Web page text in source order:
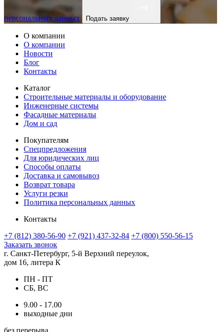
персональных данных Подать заявку
О компании
О компании
Новости
Блог
Контакты
Каталог
Строительные материалы и оборудование
Инженерные системы
Фасадные материалы
Дом и сад
Покупателям
Спецпредложения
Для юридических лиц
Способы оплаты
Доставка и самовывоз
Возврат товара
Услуги резки
Политика персональных данных
Контакты
+7 (812) 380-56-90 +7 (921) 437-32-84 +7 (800) 550-56-15
Заказать звонок
г. Санкт-Петербург, 5-й Верхний переулок,
дом 16, литера К
ПН - ПТ
СБ, ВС
9.00 - 17.00
выходные дни
без перерыва